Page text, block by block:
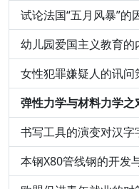
试论法国“五月风暴”的
幼儿园爱国主义教育
女性犯罪嫌疑人的讯问
弹性力学与材料力学之
书写工具的演变对汉字
本钢X80管线钢的开发